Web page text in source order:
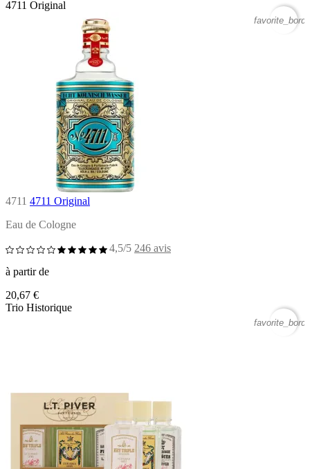
4711 Original
4711 4711 Original
Eau de Cologne
4,5/5 246 avis
à partir de
20,67 €
Trio Historique